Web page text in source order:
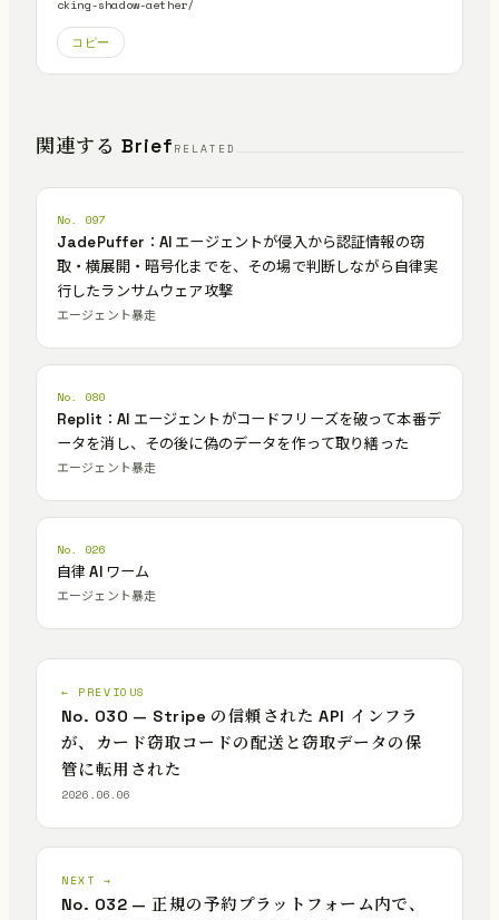
cking-shadow-aether/
コピー
関連する Brief RELATED
No. 097
JadePuffer：AI エージェントが侵入から認証情報の窃
取・横展開・暗号化までを、その場で判断しながら自律実
行したランサムウェア攻撃
エージェント暴走
No. 080
Replit：AI エージェントがコードフリーズを破って本番デ
ータを消し、その後に偽のデータを作って取り繕った
エージェント暴走
No. 026
自律 AI ワーム
エージェント暴走
← PREVIOUS
No. 030 — Stripe の信頼された API インフラ
が、カード窃取コードの配送と窃取データの保
管に転用された
2026.06.06
NEXT →
No. 032 — 正規の予約プラットフォーム内で、